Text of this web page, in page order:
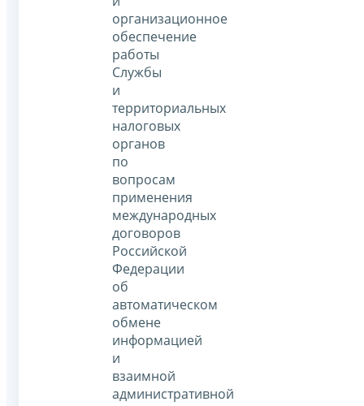
организационное
обеспечение
работы
Службы
и
территориальных
налоговых
органов
по
вопросам
применения
международных
договоров
Российской
Федерации
об
автоматическом
обмене
информацией
и
взаимной
административной